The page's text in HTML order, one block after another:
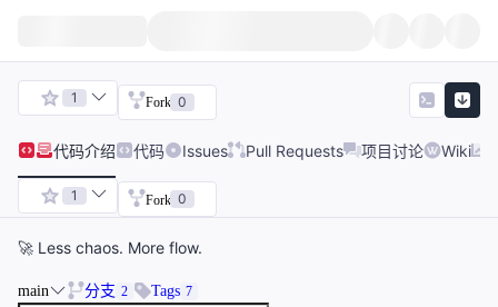
1 Fork 0
代码介绍 代码 Issues Pull Requests 项目讨论 Wiki
1 Fork 0
🚀 Less chaos. More flow.
main 分支 2 Tags 7